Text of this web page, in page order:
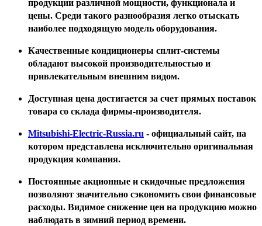
продукции различной мощности, функционала и
цены. Среди такого разнообразия легко отыскать
наиболее подходящую модель оборудования.
Качественные кондиционеры сплит-системы
обладают высокой производительностью и
привлекательным внешним видом.
Доступная цена достигается за счет прямых поставок
товара со склада фирмы-производителя.
Mitsubishi-Electric-Russia.ru - официальный сайт, на
котором представлена исключительно оригинальная
продукция компания.
Постоянные акционные и скидочные предложения
позволяют значительно сэкономить свои финансовые
расходы. Видимое снижение цен на продукцию можно
наблюдать в зимний период времени.